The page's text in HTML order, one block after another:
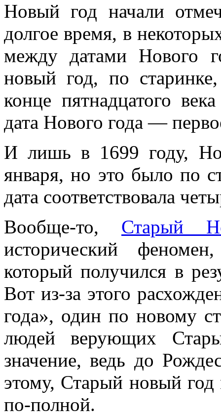
Новый год начали
долгое время, в
между датами Нового
новый год, по
конце пятнадцатого
дата Нового года —
И лишь в 1699 году,
января, но это было по
дата соответствовала
Вообще-то, Старый
исторический
который получился в
Вот из-за этого
года», один по новому
людей верующих
значение, ведь до
этому, Старый новый год
по-полной.